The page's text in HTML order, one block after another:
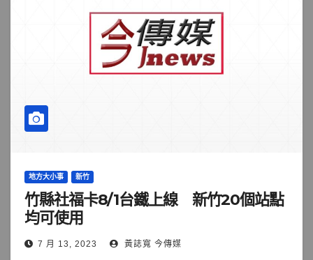
地方大小事 新竹
竹縣社福卡8/1台鐵上線 新竹20個站點
均可使用
7 月 13, 2023 黃誌寬 今傳媒